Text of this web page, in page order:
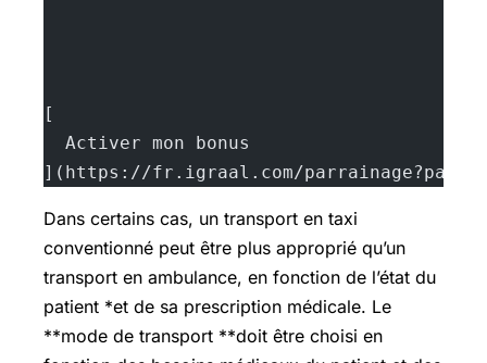
[
  Activer mon bonus
](https://fr.igraal.com/
Dans certains cas, un transport en taxi
conventionné peut être plus approprié qu’un
transport en ambulance, en fonction de l’état du
patient *et de sa prescription médicale. Le
**mode de transport **doit être choisi en